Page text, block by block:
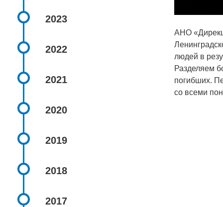
2023
2022
2021
2020
2019
2018
2017
АНО
людей в
Разделяем
погибших.
со всеми